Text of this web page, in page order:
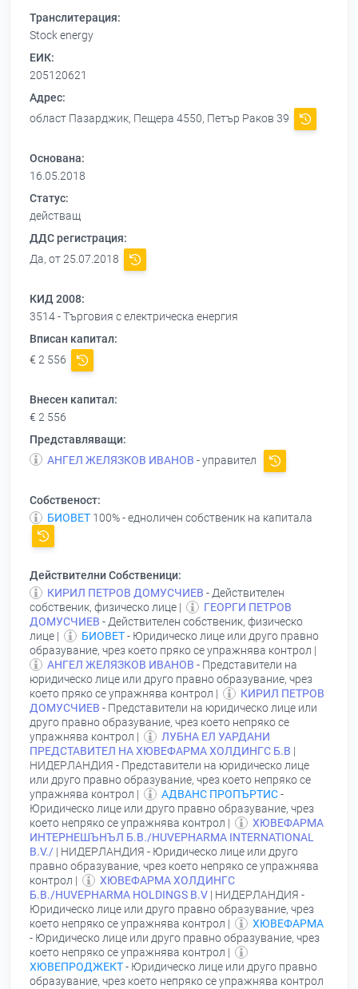
Транслитерация:
Stock energy
ЕИК:
205120621
Адрес:
област Пазарджик, Пещера 4550, Петър Раков 39
Основана:
16.05.2018
Статус:
действащ
ДДС регистрация:
Да, от 25.07.2018
КИД 2008:
3514 - Търговия с електрическа енергия
Вписан капитал:
€ 2 556
Внесен капитал:
€ 2 556
Представляващи:
АНГЕЛ ЖЕЛЯЗКОВ ИВАНОВ - управител
Собственост:
БИОВЕТ 100% - едноличен собственик на капитала
Действителни Собственици:
КИРИЛ ПЕТРОВ ДОМУСЧИЕВ - Действителен
собственик, физическо лице |
ГЕОРГИ ПЕТРОВ
ДОМУСЧИЕВ - Действителен собственик, физическо
лице |
БИОВЕТ- Юридическо лице или друго правно
образувание, чрез което пряко се упражнява контрол |
АНГЕЛ ЖЕЛЯЗКОВ ИВАНОВ - Представители на
юридическо лице или друго правно образувание, чрез
което пряко се упражнява контрол |
КИРИЛ ПЕТРОВ
ДОМУСЧИЕВ - Представители на юридическо лице или
друго правно образувание, чрез което непряко се
упражнява контрол |
ЛУБНА ЕЛ УАРДАНИ
ПРЕДСТАВИТЕЛ НА ХЮВЕФАРМА ХОЛДИНГС Б.В |
НИДЕРЛАНДИЯ - Представители на юридическо лице
или друго правно образувание, чрез което непряко се
упражнява контрол |
АДВАНС ПРОПЪРТИС-
Юридическо лице или друго правно образувание, чрез
което непряко се упражнява контрол |
ХЮВЕФАРМА
ИНТЕРНЕШЪНЪЛ Б.В./HUVEPHARMA INTERNATIONAL
B.V./ | НИДЕРЛАНДИЯ - Юридическо лице или друго
правно образувание, чрез което непряко се упражнява
контрол |
ХЮВЕФАРМА ХОЛДИНГС
Б.В./HUVEPHARMA HOLDINGS B.V | НИДЕРЛАНДИЯ -
Юридическо лице или друго правно образувание, чрез
което непряко се упражнява контрол |
ХЮВЕФАРМА
- Юридическо лице или друго правно образувание, чрез
което непряко се упражнява контрол |
ХЮВЕПРОДЖЕКТ- Юридическо лице или друго правно
образувание, чрез което непряко се упражнява контрол